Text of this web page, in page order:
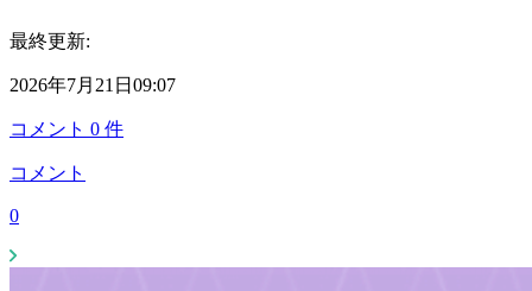
最終更新:
2026年7月21日09:07
コメント 0 件
コメント
0